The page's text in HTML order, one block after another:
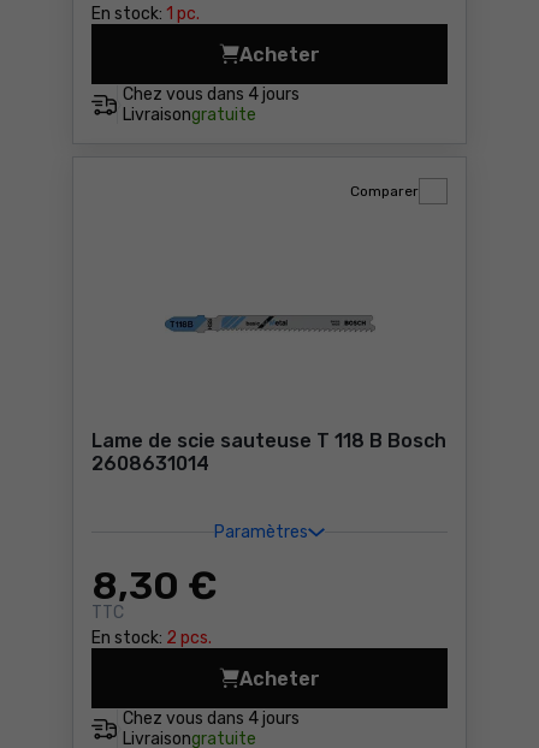
En stock: 1 pc.
Chez vous dans 4 jours
Livraisongratuite
Acheter
Embout de vissage qualité
Lame de scie sauteuse T 118 B Bosch
2608631014
Paramètres
8,30 €
TTC
En stock: 2 pcs.
Comparer
Chez vous dans 4 jours
Livraisongratuite
Acheter
Lame de scie sauteuse T